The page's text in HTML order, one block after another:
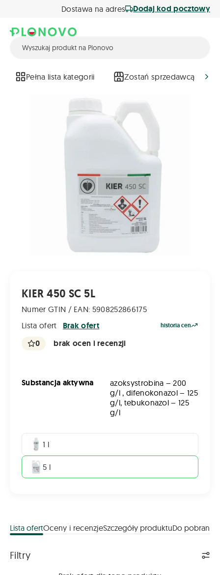
Dostawa na adres Dodaj kod pocztowy
Pełna lista kategorii Zostań sprzedawcą
KIER 450 SC 5L
Numer GTIN / EAN: 5908252866175
Lista ofert
Brak ofert historia cen
0 brak ocen i recenzji
Substancja aktywna
azoksystrobina – 200
g/l , difenokonazol – 125
g/l, tebukonazol – 125
g/l
1 l
5 l
Lista ofertOceny i recenzjeSzczegóły produktuDo pobrania
Filtry